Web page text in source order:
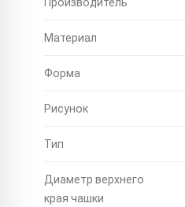
Производитель
Материал
Форма
Рисунок
Тип
Диаметр верхнего
края чашки